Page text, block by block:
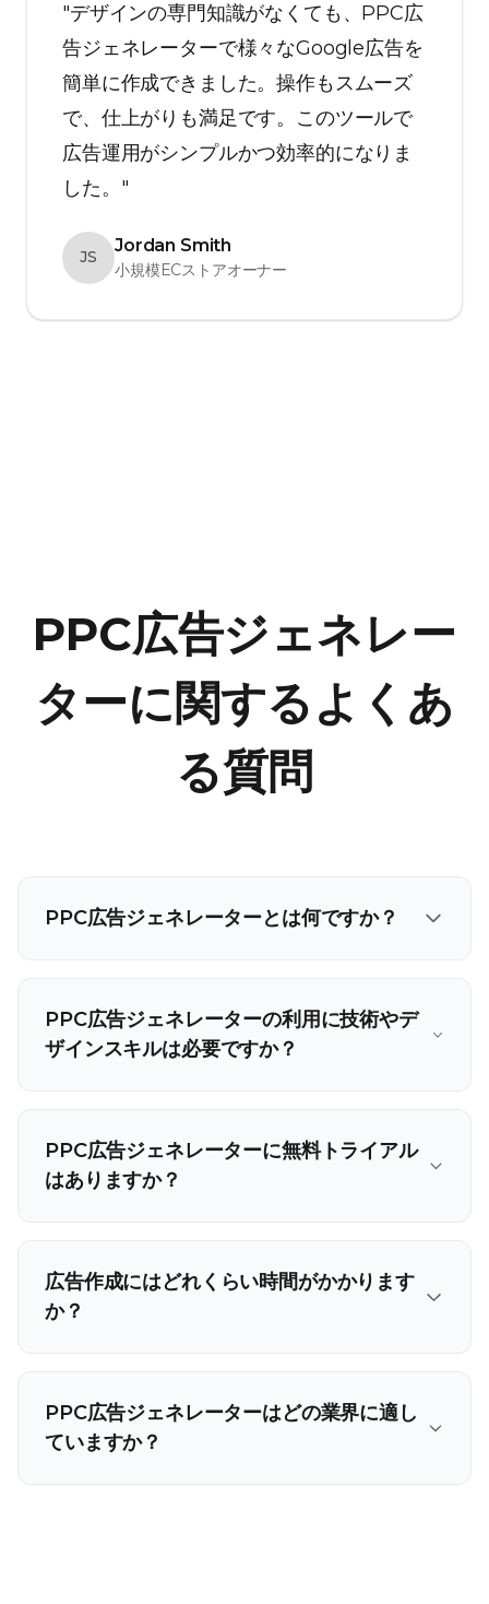
"デザインの専門知識がなくても、PPC広
告ジェネレーターで様々なGoogle広告を
簡単に作成できました。操作もスムーズ
で、仕上がりも満足です。このツールで
広告運用がシンプルかつ効率的になりま
した。"
JS
Jordan Smith
小規模ECストアオーナー
PPC広告ジェネレー
ターに関するよくあ
る質問
PPC広告ジェネレーターとは何ですか？
PPC広告ジェネレーターの利用に技術やデ
ザインスキルは必要ですか？
PPC広告ジェネレーターに無料トライアル
はありますか？
広告作成にはどれくらい時間がかかります
か？
PPC広告ジェネレーターはどの業界に適し
ていますか？